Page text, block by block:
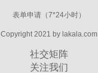
表单申请（7*24小时）
Copyright 2021 by lakala.com
社交矩阵
关注我们